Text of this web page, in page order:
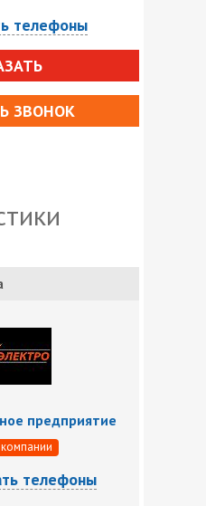
телефоны
ЗВОНОК
предприятие
телефоны